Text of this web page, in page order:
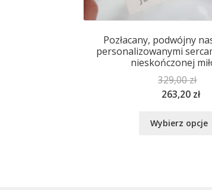
Pozłacany, podwójny
personalizowanymi
nieskończonej
329,00zł
263,20 zł
Wybierz opcje